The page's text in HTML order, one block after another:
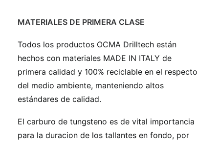
MATERIALES DE PRIMERA CLASE
Todos los productos OCMA Drilltech están
hechos con materiales MADE IN ITALY de
primera calidad y 100% reciclable en el respecto
del medio ambiente, manteniendo altos
estándares de calidad.
El carburo de tungsteno es de vital importancia
para la duracion de los tallantes en fondo, por